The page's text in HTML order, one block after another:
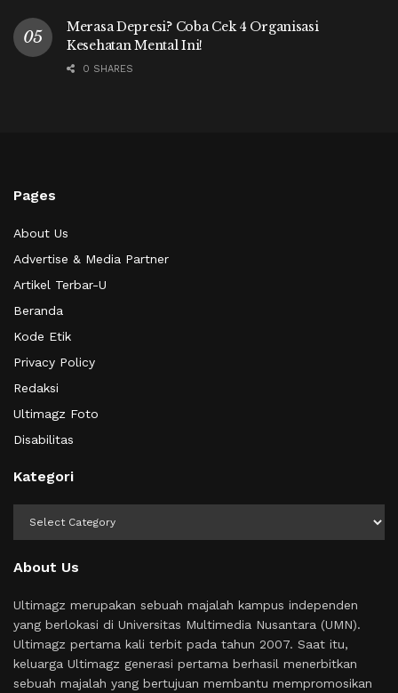
Merasa Depresi? Coba Cek 4 Organisasi
Kesehatan Mental Ini!
0 SHARES
Pages
About Us
Advertise & Media Partner
Artikel Terbar-U
Beranda
Kode Etik
Privacy Policy
Redaksi
Ultimagz Foto
Disabilitas
Kategori
About Us
Ultimagz merupakan sebuah majalah kampus independen
yang berlokasi di Universitas Multimedia Nusantara (UMN).
Ultimagz pertama kali terbit pada tahun 2007. Saat itu,
keluarga Ultimagz generasi pertama berhasil menerbitkan
sebuah majalah yang bertujuan membantu mempromosikan